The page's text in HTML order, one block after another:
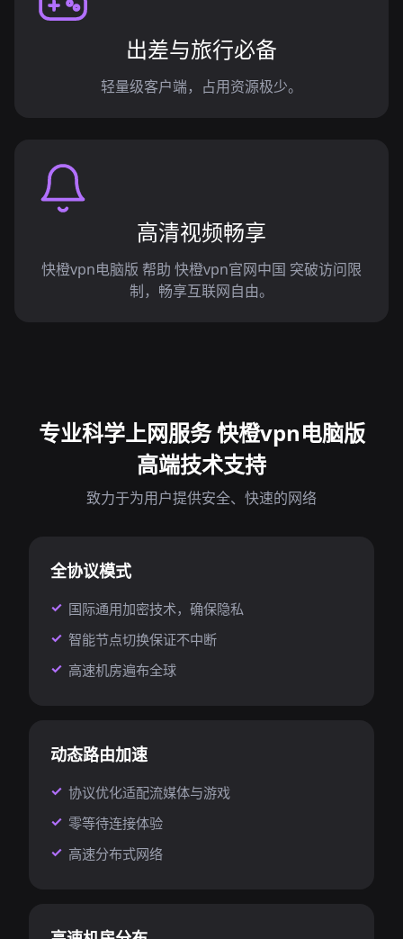
出差与旅行必备
轻量级客户端，占用资源极少。
高清视频畅享
快橙vpn电脑版 帮助 快橙vpn官网中国 突破访问限
制，畅享互联网自由。
专业科学上网服务 快橙vpn电脑版
高端技术支持
致力于为用户提供安全、快速的网络
全协议模式
国际通用加密技术，确保隐私
智能节点切换保证不中断
高速机房遍布全球
动态路由加速
协议优化适配流媒体与游戏
零等待连接体验
高速分布式网络